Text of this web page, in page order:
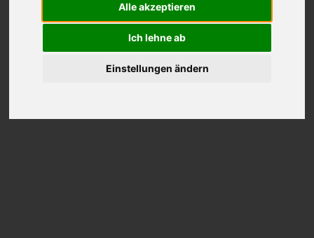
Alle akzeptieren
Ich lehne ab
Einstellungen ändern